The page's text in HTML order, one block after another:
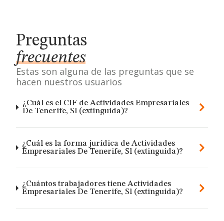
Preguntas
frecuentes
Estas son alguna de las preguntas que se
hacen nuestros usuarios
¿Cuál es el CIF de Actividades Empresariales
De Tenerife, Sl (extinguida)?
¿Cuál es la forma jurídica de Actividades
Empresariales De Tenerife, Sl (extinguida)?
¿Cuántos trabajadores tiene Actividades
Empresariales De Tenerife, Sl (extinguida)?